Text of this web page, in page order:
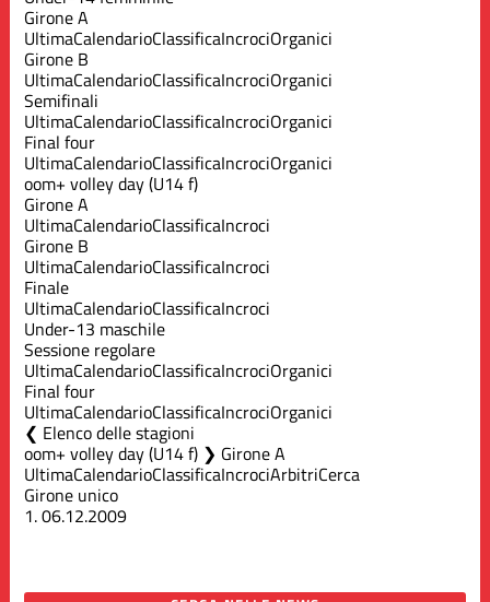
Girone A
UltimaCalendarioClassificaIncrociOrganici
Girone B
UltimaCalendarioClassificaIncrociOrganici
Semifinali
UltimaCalendarioClassificaIncrociOrganici
Final four
UltimaCalendarioClassificaIncrociOrganici
oom+ volley day (U14 f)
Girone A
UltimaCalendarioClassificaIncroci
Girone B
UltimaCalendarioClassificaIncroci
Finale
UltimaCalendarioClassificaIncroci
Under-13 maschile
Sessione regolare
UltimaCalendarioClassificaIncrociOrganici
Final four
UltimaCalendarioClassificaIncrociOrganici
Elenco delle stagioni
oom+ volley day (U14 f) ❯ Girone A
UltimaCalendarioClassificaIncrociArbitriCerca
Girone unico
1.06.12.2009